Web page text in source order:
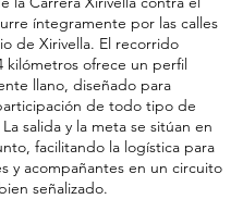
íntegramente por las calles
de Xirivella. El recorrido
kilómetros ofrece un perfil
llano, diseñado para
de todo tipo de
salida y la meta se sitúan en
facilitando la logística para
y acompañantes en un circuito
señalizado.